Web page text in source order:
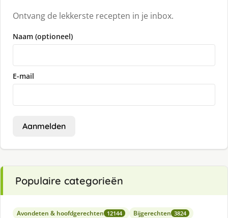
Ontvang de lekkerste recepten in je inbox.
Naam (optioneel)
E-mail
Aanmelden
Populaire categorieën
Avondeten & hoofdgerechten 12144 Bijgerechten 3824